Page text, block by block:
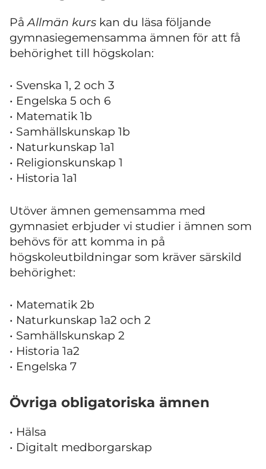
PåAllmän kurs kan du läsa följande
gymnasiegemensamma ämnen för att få
behörighet till högskolan:
• Svenska 1, 2 och 3
• Engelska 5 och 6
• Matematik 1b
• Samhällskunskap 1b
• Naturkunskap 1a1
• Religionskunskap 1
• Historia 1a1
Utöver ämnen gemensamma med
gymnasiet erbjuder vi studier i ämnen som
behövs för att komma in på
högskoleutbildningar som kräver särskild
behörighet:
• Matematik 2b
• Naturkunskap 1a2 och 2
• Samhällskunskap 2
• Historia 1a2
• Engelska 7
Övriga obligatoriska ämnen
• Hälsa
• Digitalt medborgarskap